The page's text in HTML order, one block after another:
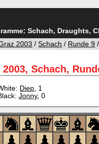
Schach, Draughts,
2003 /Schach / Runde 9
2003, Schach,
Diep , 1
Jonny, 0